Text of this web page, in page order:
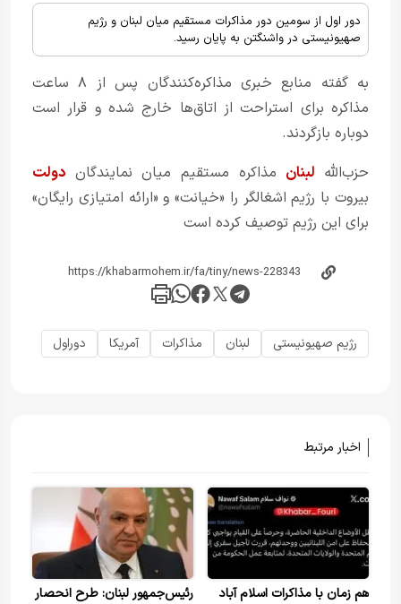
دور اول از سومین دور مذاکرات مستقیم میان لبنان و رژیم
صهیونیستی در واشنگتن به پایان رسید.
به گفته منابع خبری مذاکره‌کنندگان پس از ۸ ساعت
مذاکره برای استراحت از اتاق‌ها خارج شده و قرار است
دوباره بازگردند.
حزب‌الله لبنان مذاکره مستقیم میان نمایندگان دولت
بیروت با رژیم اشغالگر را «خیانت» و «ارائه امتیازی رایگان»
برای این رژیم توصیف کرده است
رژیم صهیونیستی لبنان مذاکرات آمريکا دوراول
اخبار مرتبط
هم زمان با مذاکرات اسلام آباد
رئیس‌جمهور لبنان: طرح انحصار